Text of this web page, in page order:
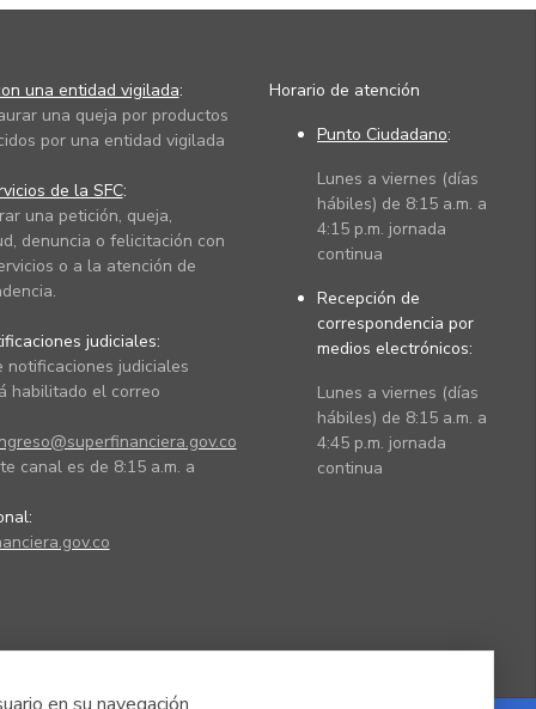
una entidad vigilada:
una queja por productos
por una entidad vigilada
de la SFC:
una petición, queja,
denuncia o felicitación con
o a la atención de
judiciales:
notificaciones judiciales
habilitado el correo
canal es de 8:15 a.m. a
Horario de atención
Punto Ciudadano:
Lunes a viernes (días
hábiles) de 8:15 a.m. a
4:15 p.m. jornada
continua
Recepción de
correspondencia por
medios electrónicos:
Lunes a viernes (días
hábiles) de 8:15 a.m. a
4:45 p.m. jornada
continua